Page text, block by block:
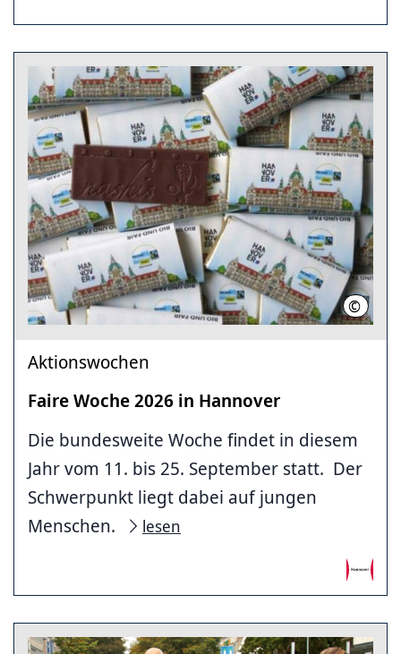
©
Aktionswochen
Faire Woche 2026 in Hannover
Die bundesweite Woche findet in diesem
Jahr vom 11. bis 25. September statt. Der
Schwerpunkt liegt dabei auf jungen
Menschen.
lesen